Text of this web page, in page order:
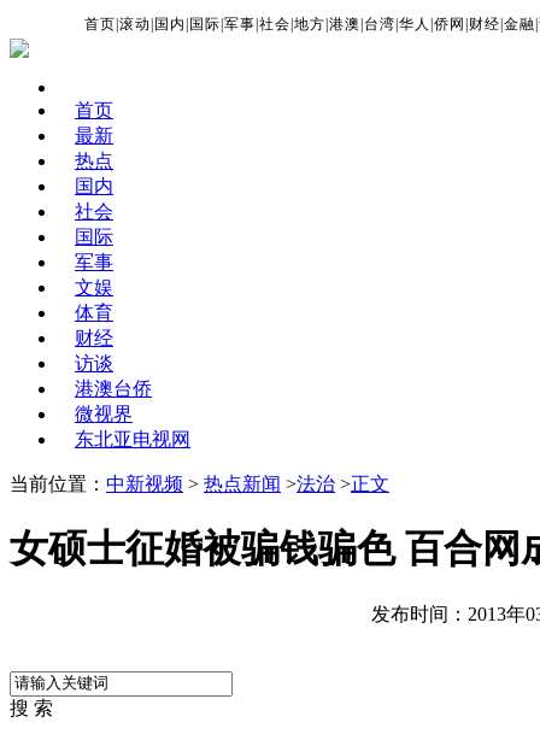
首页 |滚动 国内 国际 |军事 |社会 |地方 |港澳 台湾 |华人 |侨网 财经 |金融 |
首页
最新
热点
国内
社会
国际
军事
文娱
体育
财经
访谈
港澳台侨
微视界
东北亚电视网
当前位置： 中新视频 > 热点新闻 >法治 >正文
女硕士征婚被骗钱骗色 百合网
发布时间：2013年
搜 索